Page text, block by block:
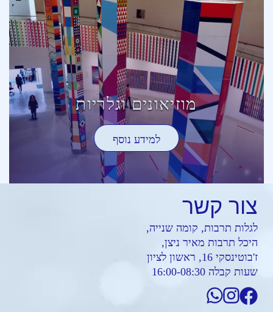
מוזיאונים וגלריות
למידע נוסף
צור קשר
לגלות תרבות, קומה שנייה,
היכל תרבות מאיר ניצן,
ז'בוטינסקי 16, ראשון לציון
שעות קבלה 16:00-08:30